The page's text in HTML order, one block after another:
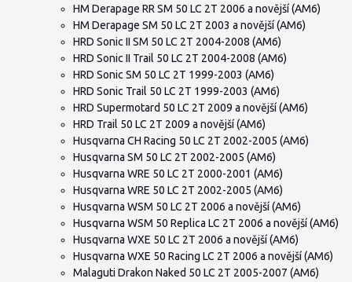
HM Derapage RR SM 50 LC 2T 2006 a novější (AM6)
HM Derapage SM 50 LC 2T 2003 a novější (AM6)
HRD Sonic II SM 50 LC 2T 2004-2008 (AM6)
HRD Sonic II Trail 50 LC 2T 2004-2008 (AM6)
HRD Sonic SM 50 LC 2T 1999-2003 (AM6)
HRD Sonic Trail 50 LC 2T 1999-2003 (AM6)
HRD Supermotard 50 LC 2T 2009 a novější (AM6)
HRD Trail 50 LC 2T 2009 a novější (AM6)
Husqvarna CH Racing 50 LC 2T 2002-2005 (AM6)
Husqvarna SM 50 LC 2T 2002-2005 (AM6)
Husqvarna WRE 50 LC 2T 2000-2001 (AM6)
Husqvarna WRE 50 LC 2T 2002-2005 (AM6)
Husqvarna WSM 50 LC 2T 2006 a novější (AM6)
Husqvarna WSM 50 Replica LC 2T 2006 a novější (AM6)
Husqvarna WXE 50 LC 2T 2006 a novější (AM6)
Husqvarna WXE 50 Racing LC 2T 2006 a novější (AM6)
Malaguti Drakon Naked 50 LC 2T 2005-2007 (AM6)